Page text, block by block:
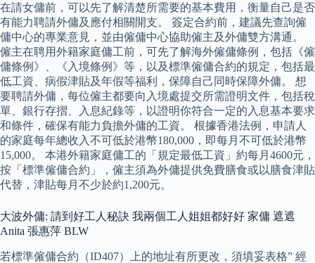
在請女傭前，可以先了解清楚所需要的基本費用，衡量自己是否
有能力聘請外傭及應付相關開支。 簽定合約前，建議先查詢僱
傭中心的專業意見，並由僱傭中心協助僱主及外傭雙方溝通。
僱主在聘用外籍家庭傭工前，可先了解海外僱傭條例，包括《僱
傭條例》、《入境條例》等，以及標準僱傭合約的規定，包括最
低工資、病假津貼及年假等福利，保障自己同時保障外傭。 想
要聘請外傭，每位僱主都要向入境處提交所需證明文件，包括稅
單、銀行存摺、入息紀錄等，以證明你符合一定的入息基本要求
和條件，確保有能力負擔外傭的工資。 根據香港法例，申請人
的家庭每年總收入不可低於港幣180,000，即每月不可低於港幣
15,000。 本港外籍家庭傭工的「規定最低工資」約每月4600元，
按「標準僱傭合約」，僱主須為外傭提供免費膳食或以膳食津貼
代替，津貼每月不少於約1,200元。
大波外傭: 請到好工人秘訣 我兩個工人姐姐都好好 家傭 遮遮
Anita 張惠萍 BLW
若標準僱傭合約（ID407）上的地址有所更改，須填妥表格” 經